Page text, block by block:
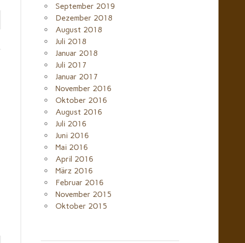
September 2019
Dezember 2018
August 2018
Juli 2018
Januar 2018
Juli 2017
Januar 2017
November 2016
Oktober 2016
August 2016
Juli 2016
Juni 2016
Mai 2016
April 2016
März 2016
Februar 2016
November 2015
Oktober 2015